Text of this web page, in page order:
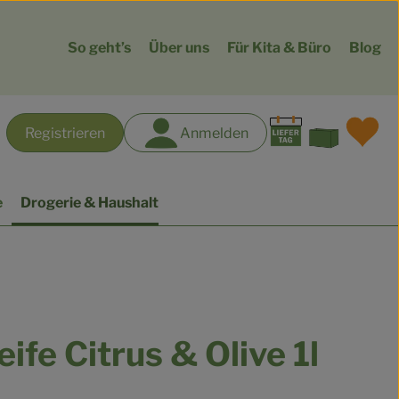
So geht’s Über uns Für Kita & Büro Blog
Registrieren Anmelden
Drogerie & Haushalt
Citrus & Olive 1l